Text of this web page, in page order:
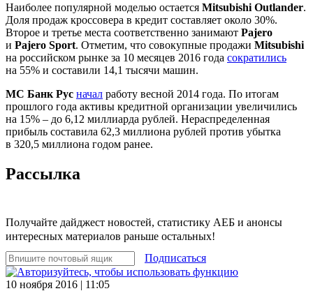
Наиболее популярной моделью остается Mitsubishi Outlander.
Доля продаж кроссовера в кредит составляет около 30%.
Второе и третье места соответственно занимают Pajero
и Pajero Sport. Отметим, что совокупные продажи Mitsubishi
на российском рынке за 10 месяцев 2016 года сократились
на 55% и составили 14,1 тысячи машин.
МС Банк Рус начал работу весной 2014 года. По итогам
прошлого года активы кредитной организации увеличились
на 15% – до 6,12 миллиарда рублей. Нераспределенная
прибыль составила 62,3 миллиона рублей против убытка
в 320,5 миллиона годом ранее.
Рассылка
Получайте дайджест новостей, статистику АЕБ и анонсы
интересных материалов раньше остальных!
Подписаться
10 ноября 2016 | 11:05